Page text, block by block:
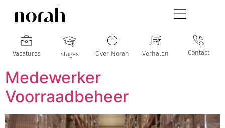
Vacatures Stages Over Norah Verhalen Contact
Medewerker
Voorraadbeheer